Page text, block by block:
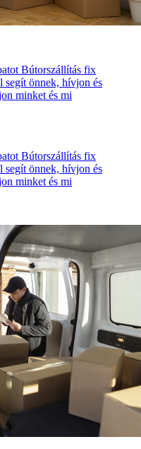
Bútorszállítás fix
segít önnek, hívjon és
minket és mi
Bútorszállítás fix
segít önnek, hívjon és
minket és mi